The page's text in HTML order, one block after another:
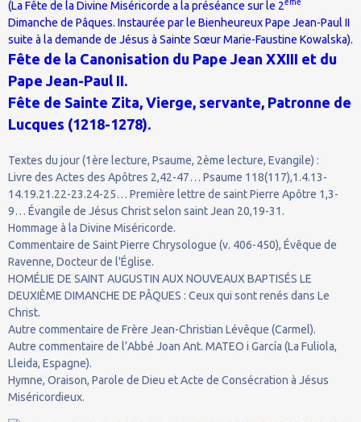
(La Fête de la Divine Miséricorde a la préséance sur le 2ème
Dimanche de Pâques. Instaurée par le Bienheureux Pape Jean-Paul II
suite à la demande de Jésus à Sainte Sœur Marie-Faustine Kowalska).
Fête de la Canonisation du Pape Jean XXIII et du
Pape Jean-Paul II.
Fête de Sainte Zita, Vierge, servante, Patronne de
Lucques (1218-1278).
Textes du jour (1ère lecture, Psaume, 2ème lecture, Evangile) :
Livre des Actes des Apôtres 2,42-47… Psaume 118(117),1.4.13-
14.19.21.22-23.24-25… Première lettre de saint Pierre Apôtre 1,3-
9… Évangile de Jésus Christ selon saint Jean 20,19-31.
Hommage à la Divine Miséricorde.
Commentaire de Saint Pierre Chrysologue (v. 406-450), Évêque de
Ravenne, Docteur de l'Église.
HOMÉLIE DE SAINT AUGUSTIN AUX NOUVEAUX BAPTISÉS LE
DEUXIÈME DIMANCHE DE PÂQUES : Ceux qui sont renés dans Le
Christ.
Autre commentaire de Frère Jean-Christian Lévêque (Carmel).
Autre commentaire de l’Abbé Joan Ant. MATEO i García (La Fuliola,
Lleida, Espagne).
Hymne, Oraison, Parole de Dieu et Acte de Consécration à Jésus
Miséricordieux.